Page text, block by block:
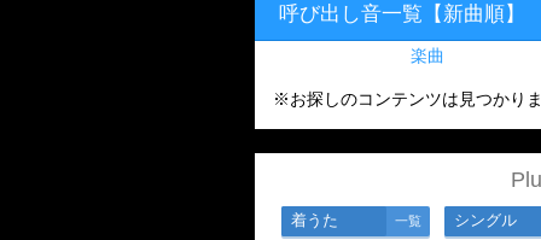
呼び出し音一覧【新曲順】
楽曲
※お探しのコンテンツは見つかりま
着うた 一覧 シングル